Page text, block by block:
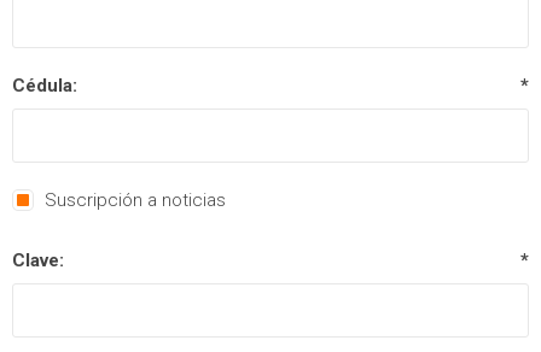
Cédula: *
Suscripción a noticias
Clave: *